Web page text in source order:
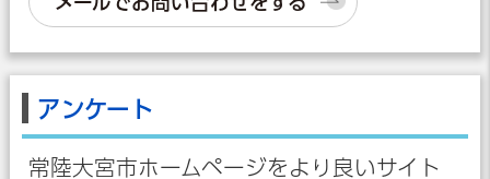
アンケート
常陸大宮市ホームページをより良いサイト